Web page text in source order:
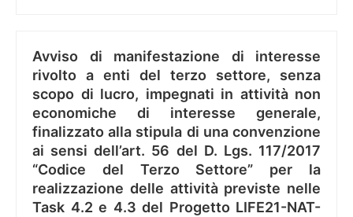
Avviso di manifestazione di interesse
rivolto a enti del terzo settore, senza
scopo di lucro, impegnati in attività non
economiche di interesse generale,
finalizzato alla stipula di una convenzione
ai sensi dell’art. 56 del D. Lgs. 117/2017
“Codice del Terzo Settore” per la
realizzazione delle attività previste nelle
Task 4.2 e 4.3 del Progetto LIFE21-NAT-